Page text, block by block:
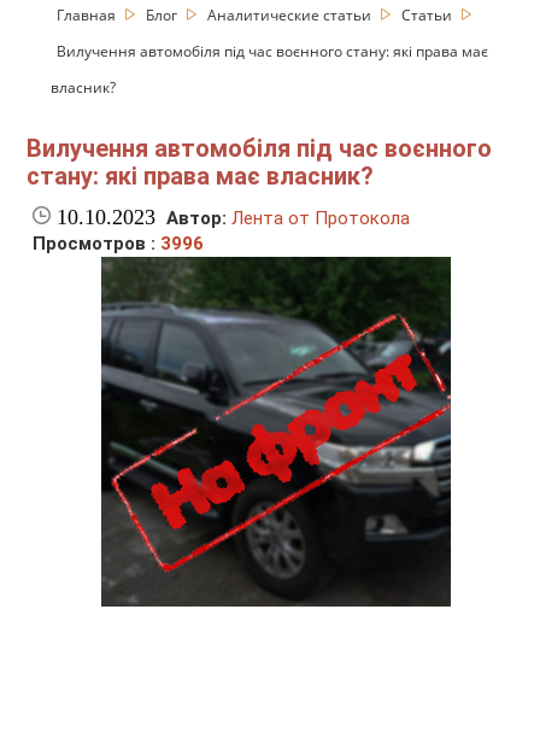
Главная Блог Аналитические статьи
Статьи
Вилучення автомобіля під час воєнного стану: які права має
власник?
Вилучення автомобіля під час воєнного
стану: які права має власник?
10.10.2023 Автор: Лента от Протокола
Просмотров : 3996